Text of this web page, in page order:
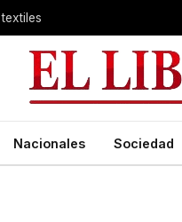
Nacionales Sociedad